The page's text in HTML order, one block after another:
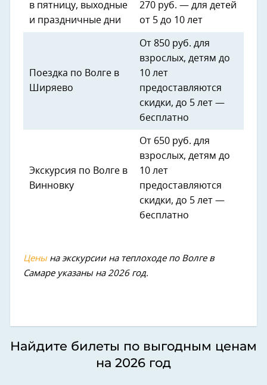
в пятницу, выходные
и праздничные дни
270 руб. — для детей
от 5 до 10 лет
Поездка по Волге в
Ширяево
От 850 руб. для
взрослых, детям до
10 лет
предоставляются
скидки, до 5 лет —
бесплатно
Экскурсия по Волге в
Винновку
От 650 руб. для
взрослых, детям до
10 лет
предоставляются
скидки, до 5 лет —
бесплатно
Ценына экскурсии на теплоходе по Волге в
Самаре указаны на 2026 год.
Найдите билеты по выгодным ценам
на 2026 год